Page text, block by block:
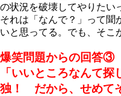
の状況を破壊してやりたい
それは「なんで？」って聞
いと思ってる。でも、そこ
爆笑問題からの回答③
「いいところなんて
独！ だから、せめて